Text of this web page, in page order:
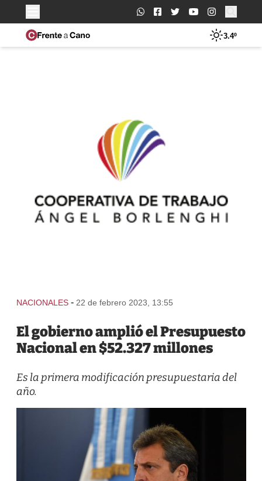
Buscar:
3.4º
NACIONALES - 22 de febrero 2023, 13:55
El gobierno amplió el Presupuesto
Nacional en $52.327 millones
Es la primera modificación presupuestaria del
año.